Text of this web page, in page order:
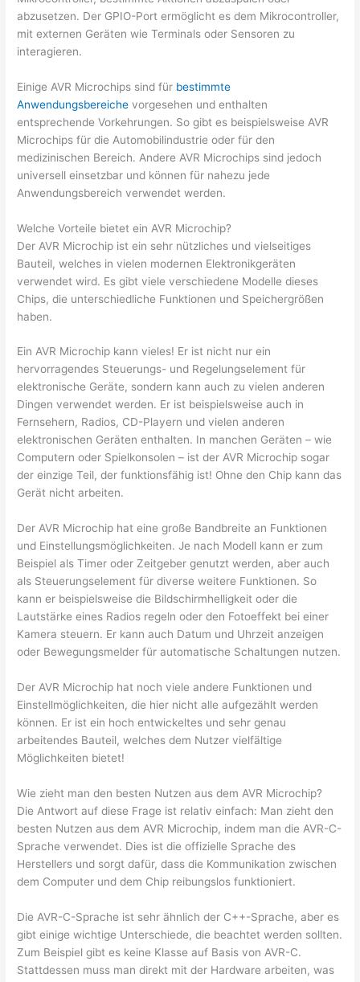
abzusetzen. Der GPIO-Port ermöglicht es dem Mikrocontroller,
mit externen Geräten wie Terminals oder Sensoren zu
interagieren.
Einige AVR Microchips sind für bestimmte
Anwendungsbereiche vorgesehen und enthalten
entsprechende Vorkehrungen. So gibt es beispielsweise AVR
Microchips für die Automobilindustrie oder für den
medizinischen Bereich. Andere AVR Microchips sind jedoch
universell einsetzbar und können für nahezu jede
Anwendungsbereich verwendet werden.
Welche Vorteile bietet ein AVR Microchip?
Der AVR Microchip ist ein sehr nützliches und vielseitiges
Bauteil, welches in vielen modernen Elektronikgeräten
verwendet wird. Es gibt viele verschiedene Modelle dieses
Chips, die unterschiedliche Funktionen und Speichergrößen
haben.
Ein AVR Microchip kann vieles! Er ist nicht nur ein
hervorragendes Steuerungs- und Regelungselement für
elektronische Geräte, sondern kann auch zu vielen anderen
Dingen verwendet werden. Er ist beispielsweise auch in
Fernsehern, Radios, CD-Playern und vielen anderen
elektronischen Geräten enthalten. In manchen Geräten – wie
Computern oder Spielkonsolen – ist der AVR Microchip sogar
der einzige Teil, der funktionsfähig ist! Ohne den Chip kann das
Gerät nicht arbeiten.
Der AVR Microchip hat eine große Bandbreite an Funktionen
und Einstellungsmöglichkeiten. Je nach Modell kann er zum
Beispiel als Timer oder Zeitgeber genutzt werden, aber auch
als Steuerungselement für diverse weitere Funktionen. So
kann er beispielsweise die Bildschirmhelligkeit oder die
Lautstärke eines Radios regeln oder den Fotoeffekt bei einer
Kamera steuern. Er kann auch Datum und Uhrzeit anzeigen
oder Bewegungsmelder für automatische Schaltungen nutzen.
Der AVR Microchip hat noch viele andere Funktionen und
Einstellmöglichkeiten, die hier nicht alle aufgezählt werden
können. Er ist ein hoch entwickeltes und sehr genau
arbeitendes Bauteil, welches dem Nutzer vielfältige
Möglichkeiten bietet!
Wie zieht man den besten Nutzen aus dem AVR Microchip?
Die Antwort auf diese Frage ist relativ einfach: Man zieht den
besten Nutzen aus dem AVR Microchip, indem man die AVR-C-
Sprache verwendet. Dies ist die offizielle Sprache des
Herstellers und sorgt dafür, dass die Kommunikation zwischen
dem Computer und dem Chip reibungslos funktioniert.
Die AVR-C-Sprache ist sehr ähnlich der C++-Sprache, aber es
gibt einige wichtige Unterschiede, die beachtet werden sollten.
Zum Beispiel gibt es keine Klasse auf Basis von AVR-C.
Stattdessen muss man direkt mit der Hardware arbeiten, was